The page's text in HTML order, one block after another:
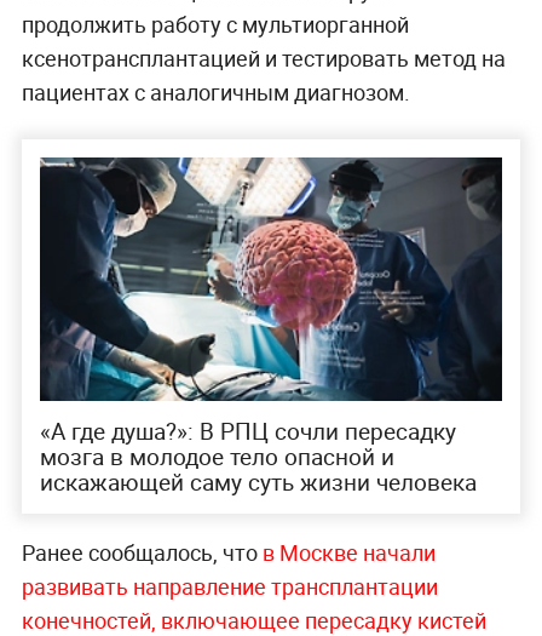
продолжить работу с мультиорганной
ксенотрансплантацией и тестировать метод на
пациентах с аналогичным диагнозом.
«А где душа?»: В РПЦ сочли пересадку
мозга в молодое тело опасной и
искажающей саму суть жизни человека
Ранее сообщалось, чтов Москве начали
развивать направление трансплантации
конечностей, включающее пересадку кистей